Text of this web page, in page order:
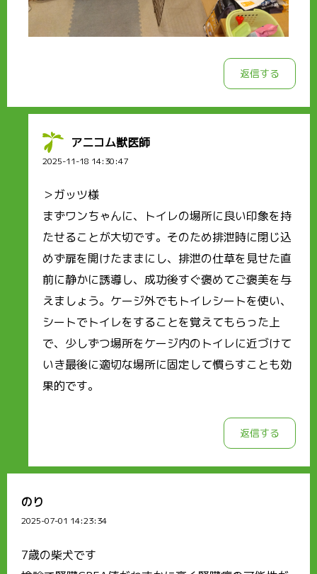
返信する
アニコム獣医師
2025-11-18 14:30:47
＞ガッツ様
まずワンちゃんに、トイレの場所に良い印象を持
たせることが大切です。そのため排泄時に閉じ込
めず扉を開けたままにし、排泄の仕草を見せた直
前に静かに誘導し、成功後すぐ褒めてご褒美を与
えましょう。ケージ外でもトイレシートを使い、
シートでトイレをすることを覚えてもらった上
で、少しずつ場所をケージ内のトイレに近づけて
いき最後に適切な場所に固定して慣らすことも効
果的です。
返信する
のり
2025-07-01 14:23:34
7歳の柴犬です